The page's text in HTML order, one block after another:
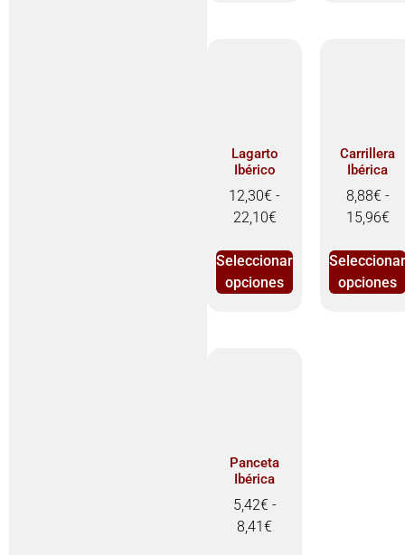
Lagarto
Ibérico
12,30€ -
22,10€
Seleccionar
opciones
Carrillera
Ibérica
8,88€ -
15,96€
opciones
Panceta
Ibérica
5,42€ -
8,41€